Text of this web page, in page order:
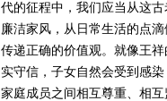
代的征程中，我们应当从这
廉洁家风，从日常生活的点
传递正确的价值观。就像王
实守信，子女自然会受到感
家庭成员之间相互尊重、相